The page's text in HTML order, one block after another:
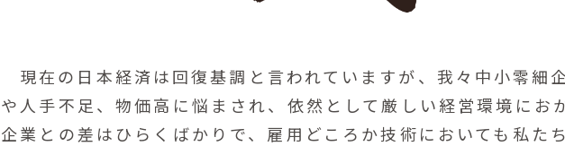
現在の日本経済は回復基調と言われていますが、我々中小零細
や人手不足、物価高に悩まされ、依然として厳しい経営環境にお
企業との差はひらくばかりで、雇用どころか技術においても私た